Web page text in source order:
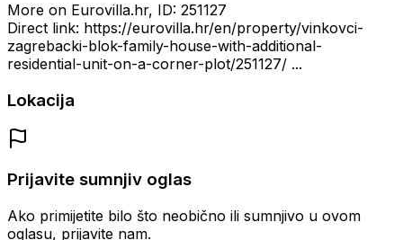
More on Eurovilla.hr, ID: 251127
Direct link: https://eurovilla.hr/en/property/vinkovci-
zagrebacki-blok-family-house-with-additional-
residential-unit-on-a-corner-plot/251127/ ...
Lokacija
Prijavite sumnjiv oglas
Ako primijetite bilo što neobično ili sumnjivo u ovom
oglasu, prijavite nam.